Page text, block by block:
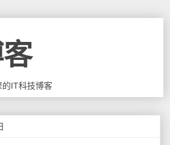
的IT科技博客